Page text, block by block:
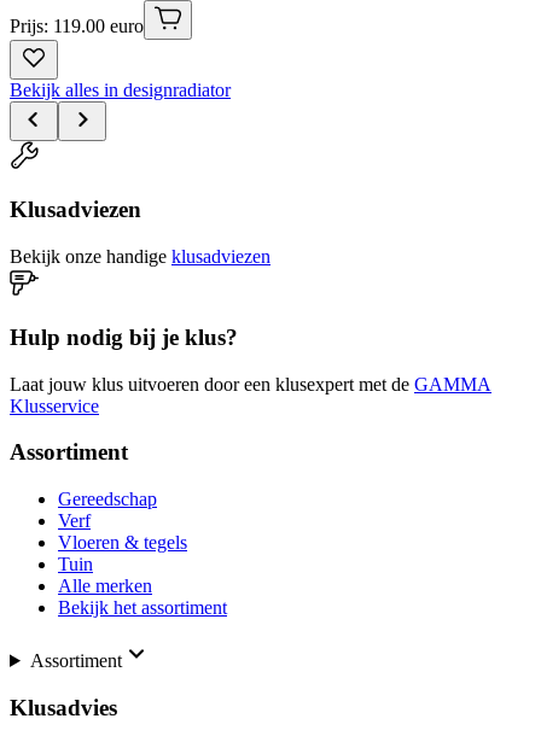
Prijs: 119.00 euro
Bekijk alles in designradiator
Klusadviezen
Bekijk onze handige klusadviezen
Hulp nodig bij je klus?
Laat jouw klus uitvoeren door een klusexpert met de GAMMA
Klusservice
Assortiment
Gereedschap
Verf
Vloeren & tegels
Tuin
Alle merken
Bekijk het assortiment
Assortiment
Klusadvies